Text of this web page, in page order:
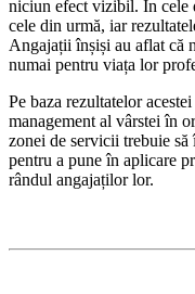
niciun efect vizibil. În cele
cele din urmă, iar
Angajații înșiși au aflat că
numai pentru viața lor
Pe baza rezultatelor
management al vârstei în
zonei de servicii trebuie să
pentru a pune în aplicare
rândul angajaților lor.